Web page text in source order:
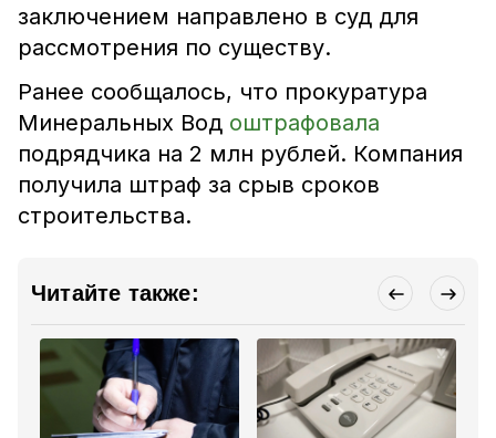
заключением направлено в суд для
рассмотрения по существу.
Ранее сообщалось, что прокуратура
Минеральных Вод оштрафовала
подрядчика на 2 млн рублей. Компания
получила штраф за срыв сроков
строительства.
Читайте также: